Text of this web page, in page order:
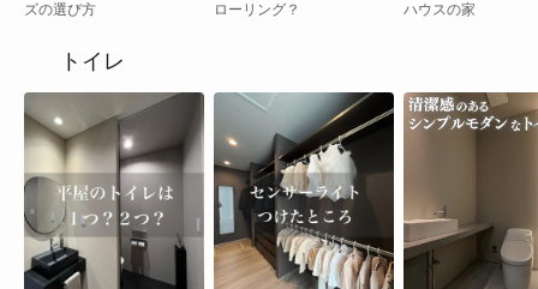
ズの選び方
ローリング？
ハウスの家
トイレ